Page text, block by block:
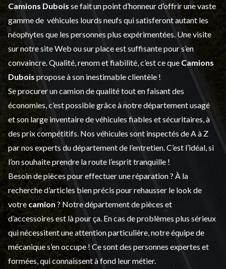
Camions Dubois se fait un point d’honneur d’offrir une vaste
gamme de véhicules lourds neufs qui satisferont autant les
néophytes que les personnes plus expérimentées. Une visite
sur notre site Web ou sur place est suffisante pour s’en
convaincre. Qualité, renom et fiabilité, c’est ce que Camions
Dubois propose à son inestimable clientèle !
Se procurer un camion de qualité tout en faisant des
économies, c’est possible grâce à notredépartement usagé
et son large inventaire de véhicules fiables et sécuritaires, à
des prix compétitifs. Nos véhicules sont inspectés de A à Z
par nos experts du département de l’entretien . C’est l’idéal, si
l’on souhaite prendre la route l’esprit tranquille !
Besoin de pièces pour effectuer une réparation ? À la
recherche d’articles bien précis pour rehausser le look de
votre camion ? Notre département depièces et
d’accessoiresest là pour ça. En cas de problèmes plus sérieux
qui nécessitent une attention particulière, notre équipe de
mécanique s’en occupe ! Ce sont des personnes expertes et
formées, qui connaissent à fond leur métier.